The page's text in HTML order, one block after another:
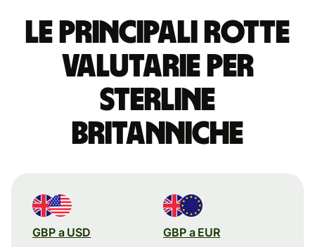
Le principali rotte
valutarie per
sterline
britanniche
GBP a USD GBP a EUR